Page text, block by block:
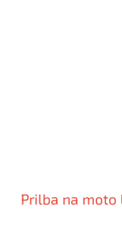
Prilba na moto